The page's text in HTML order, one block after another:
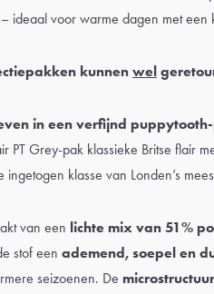
ideaal voor warme dagen met een
kunnen wel
in een verfijnd
PT Grey-pak klassieke Britse flair
ingetogen klasse van Londen’s
van een lichte mix van 51%
stof een ademend, soepel en
seizoenen. De